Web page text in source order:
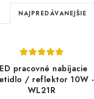
R
a
e
n
NAJPREDÁVANEJŠIE
pracovné nabíjacie
/ reflektor 10W -
WL21R